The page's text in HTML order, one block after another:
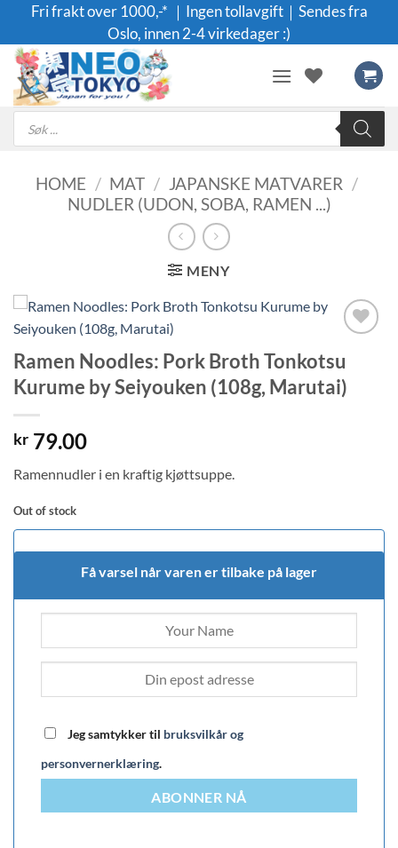
content
Fri frakt over 1000,-* ｜Ingen tollavgift｜Sendes fra
Oslo, innen 2-4 virkedager :)
Products
search
HOME / MAT / JAPANSKE MATVARER /
NUDLER (UDON, SOBA, RAMEN ...)
MENY
ønskeliste
Ramen Noodles: Pork Broth Tonkotsu
Kurume by Seiyouken (108g, Marutai)
kr 79.00
Ramennudler i en kraftig kjøttsuppe.
Out of stock
Få varsel når varen er tilbake på lager
Jeg samtykker til bruksvilkår og
personvernerklæring.
ABONNER NÅ